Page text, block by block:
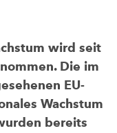
wird seit
Die im
EU-
Wachstum
bereits